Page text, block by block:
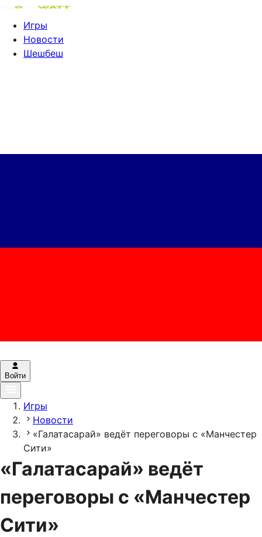
Игры
Новости
Шешбеш
Войти
Игры
Новости
«Галатасарай» ведёт переговоры с «Манчестер
Сити»
«Галатасарай» ведёт
переговоры с «Манчестер
Сити»